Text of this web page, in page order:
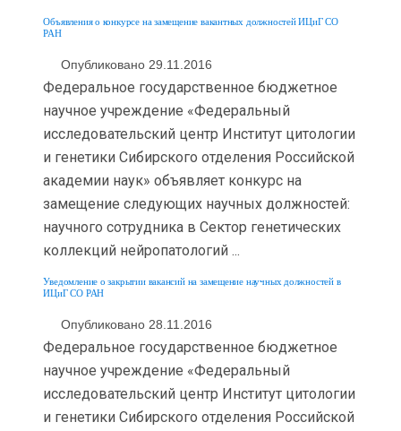
Объявления о конкурсе на замещение вакантных должностей ИЦиГ СО
РАН
Опубликовано 29.11.2016
Федеральное государственное бюджетное
научное учреждение «Федеральный
исследовательский центр Институт цитологии
и генетики Сибирского отделения Российской
академии наук» объявляет конкурс на
замещение следующих научных должностей:
научного сотрудника в Сектор генетических
коллекций нейропатологий ...
Уведомление о закрытии вакансий на замещение научных должностей в
ИЦиГ СО РАН
Опубликовано 28.11.2016
Федеральное государственное бюджетное
научное учреждение «Федеральный
исследовательский центр Институт цитологии
и генетики Сибирского отделения Российской